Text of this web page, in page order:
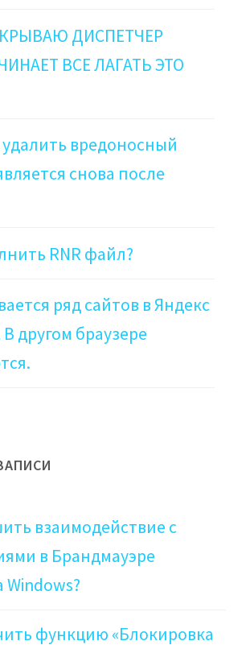
ДИСПЕТЧЕР
ВСЕ ЛАГАТЬ ЭТО
вредоносный
снова после
RNR файл?
ряд сайтов в Яндекс
другом браузере
взаимодействие с
в Брандмауэре
функцию «Блокировка